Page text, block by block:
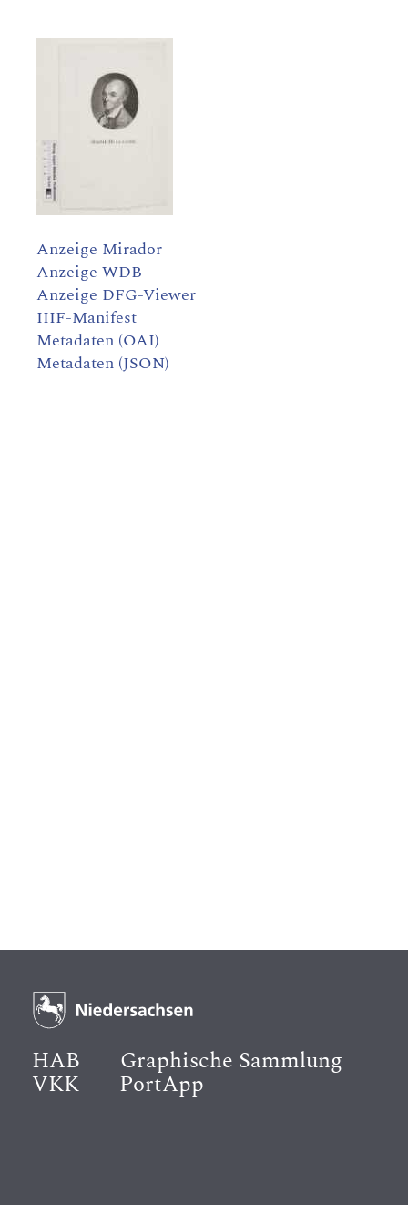
Anzeige Mirador
Anzeige WDB
Anzeige DFG-Viewer
IIIF-Manifest
Metadaten (OAI)
Metadaten (JSON)
HAB Graphische Sammlung
VKK PortApp